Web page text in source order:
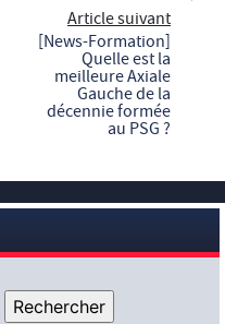
Article suivant
[News-Formation]
Quelle est la
meilleure Axiale
Gauche de la
décennie formée
au PSG ?